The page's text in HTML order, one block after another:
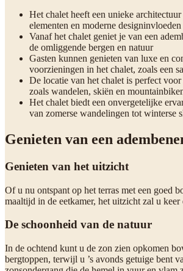
Het chalet heeft een unieke
elementen en moderne designinvloeden
Vanaf het chalet geniet je van een
de omliggende bergen en natuur
Gasten kunnen genieten van luxe en
voorzieningen in het chalet, zoals een
De locatie van het chalet is perfect
zoals wandelen, skiën en
Het chalet biedt een onvergetelijke
van zomerse wandelingen tot winterse
Genieten van een
Genieten van het uitzicht
Of u nu ontspant op het terras met een goed
maaltijd in de eetkamer, het uitzicht zal u keer
De schoonheid van de natuur
In de ochtend kunt u de zon zien opkomen
bergtoppen, terwijl u ’s avonds getuige bent